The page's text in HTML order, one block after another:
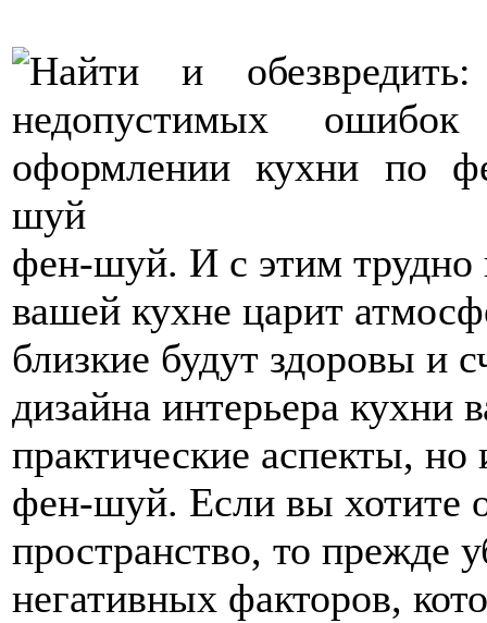
фен-шуй. И с этим трудно
вашей кухне царит
близкие будут здоровы и
дизайна интерьера кухни
практические аспекты,
фен-шуй. Если вы хотите
пространство, то прежде
негативных факторов,